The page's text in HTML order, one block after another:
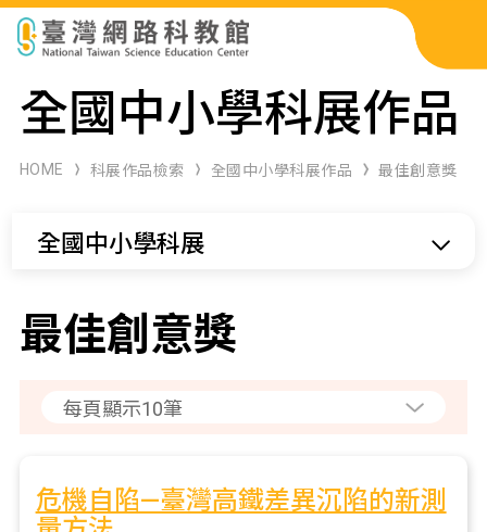
科展作品檢索
科學研習月刊
全國中小學科展作品
HOME 科展作品檢索 全國中小學科展作品 最佳創意獎
全國中小學科展
最佳創意獎
危機自陷—臺灣高鐵差異沉陷的新測